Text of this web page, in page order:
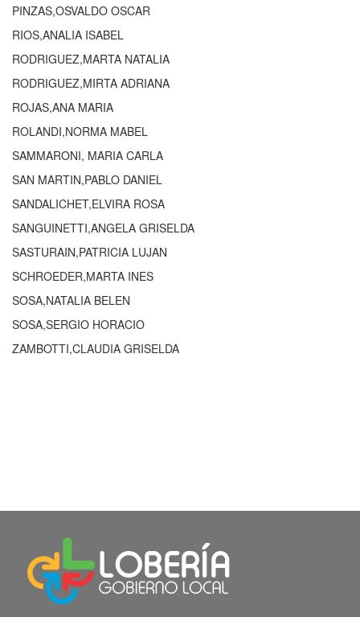
PINZAS,OSVALDO OSCAR
RIOS,ANALIA ISABEL
RODRIGUEZ,MARTA NATALIA
RODRIGUEZ,MIRTA ADRIANA
ROJAS,ANA MARIA
ROLANDI,NORMA MABEL
SAMMARONI, MARIA CARLA
SAN MARTIN,PABLO DANIEL
SANDALICHET,ELVIRA ROSA
SANGUINETTI,ANGELA GRISELDA
SASTURAIN,PATRICIA LUJAN
SCHROEDER,MARTA INES
SOSA,NATALIA BELEN
SOSA,SERGIO HORACIO
ZAMBOTTI,CLAUDIA GRISELDA